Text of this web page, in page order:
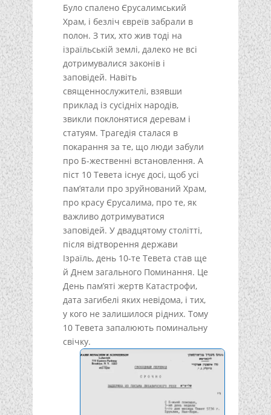
Було спалено Єрусалимський
Храм, і безліч євреїв забрали в
полон. З тих, хто жив тоді на
ізраїльській землі, далеко не всі
дотримувалися законів і
заповідей. Навіть
священнослужителі, взявши
приклад із сусідніх народів,
звикли поклонятися деревам і
статуям. Трагедія сталася в
покарання за те, що люди забули
про Б-жественні встановлення. А
піст 10 Тевета існує досі, щоб усі
пам’ятали про зруйнований Храм,
про красу Єрусалима, про те, як
важливо дотримуватися
заповідей. У двадцятому столітті,
після відтворення держави
Ізраїль, день 10-те Тевета став ще
й Днем загального Поминання. Це
День пам’яті жертв Катастрофи,
дата загибелі яких невідома, і тих,
у кого не залишилося рідних. Тому
10 Тевета запалюють поминальну
свічку.